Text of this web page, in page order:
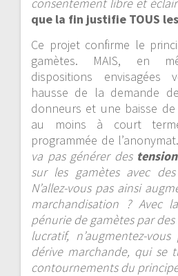
que la fin justifie TOUS
Ce projet confirme le
gamètes. MAIS, en
dispositions envisagées
hausse de la demande
donneurs et une baisse de
au moins à court
programmée de l’anonymat.
va pas générer des
sur les gamètes avec
N’allez-vous pas ainsi
marchandisation ? Avec
pénurie de gamètes par
lucratif, n’augmentez-
dérive marchande, qui se
contournements du